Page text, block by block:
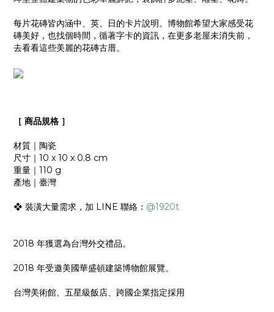
每片花磚皆內涵中、英、日的卡片說明。博物館希望大家感受花
磚美好，也找個時間，循著字卡的資訊，在更多老屋未消失前，
去看看這些美麗的花磚古厝。
［ 商品規格 ］
材質｜陶瓷
尺寸｜10 x 10 x 0.8 cm
重量｜110 g
產地｜臺灣
❖ 裝潢大量需求，加 LINE 聯絡： @1920t
2018 年獲選為台灣外交禮品。
2018 年受邀美國華盛頓建築博物館展覽。
台灣美術館、五星級飯店、跨國企業指定採用